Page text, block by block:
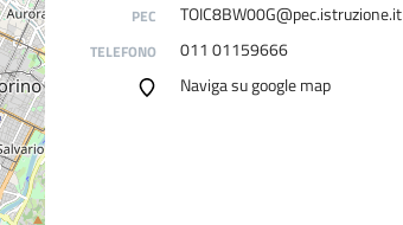
PEC TOIC8BW00G@pec.istruzione.it
TELEFONO
011 01159666
Naviga su google map